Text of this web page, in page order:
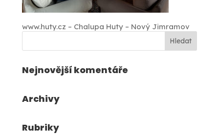
www.huty.cz – Chalupa Huty – Nový Jimramov
Nejnovější komentáře
Archivy
Rubriky